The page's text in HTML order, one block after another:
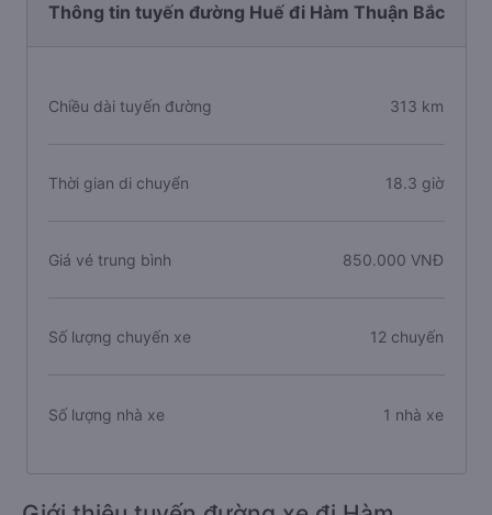
Thông tin tuyến đường Huế đi Hàm Thuận Bắc
Chiều dài tuyến đường 313 km
Thời gian di chuyển 18.3 giờ
Giá vé trung bình 850.000 VNĐ
Số lượng chuyến xe 12 chuyến
Số lượng nhà xe 1 nhà xe